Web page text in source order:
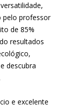
pelo professor
de 85%
resultados
descubra
e excelente